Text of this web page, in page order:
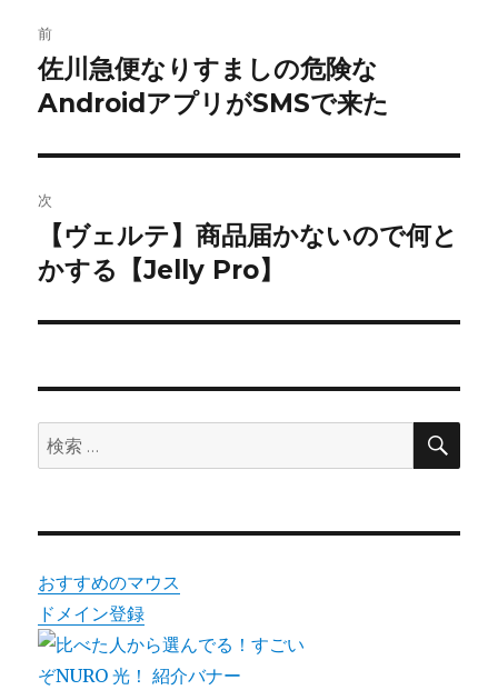
稿
ナ
ビ
ゲ
ー
ン
前
前
の
稿:
佐川急便なりすましの危険な
AndroidアプリがSMSで来た
次
の
稿:
【ヴェルテ】商品届かないので何と
かする【Jelly Pro】
検
索:
検
おすすめのマウス
ドメイン登録